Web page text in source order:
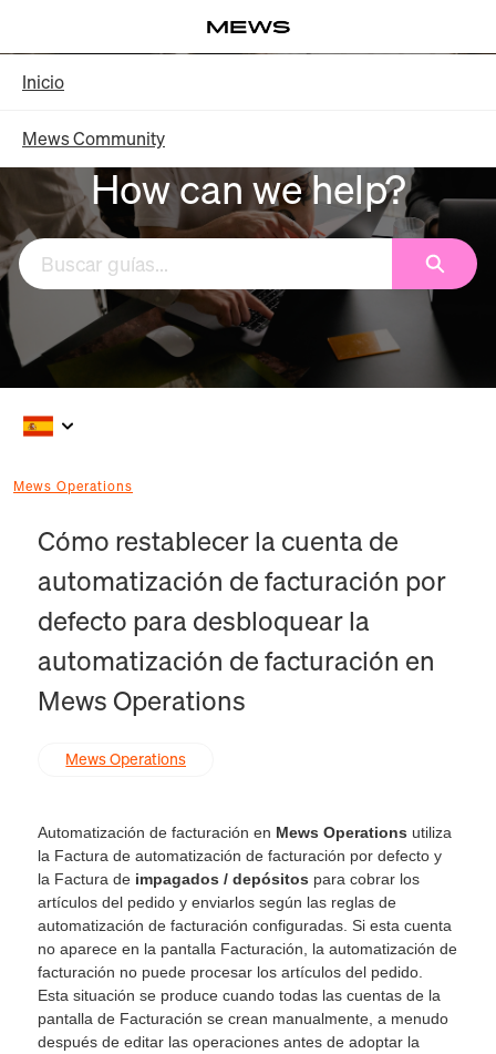
contenido
principal
Inicio
Mews Community
How can we help?
Buscar
Mews Operations
Cómo restablecer la cuenta de
automatización de facturación por
defecto para desbloquear la
automatización de facturación en
Mews Operations
Mews Operations
Automatización de facturación en Mews Operations utiliza
la Factura de automatización de facturación por defecto y
la Factura de impagados / depósitos para cobrar los
artículos del pedido y enviarlos según las reglas de
automatización de facturación configuradas. Si esta cuenta
no aparece en la pantalla Facturación, la automatización de
facturación no puede procesar los artículos del pedido.
Esta situación se produce cuando todas las cuentas de la
pantalla de Facturación se crean manualmente, a menudo
después de editar las operaciones antes de adoptar la